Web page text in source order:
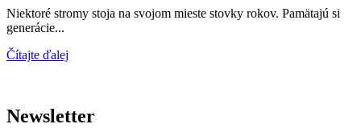
Niektoré stromy stoja na svojom mieste stovky rokov. Pamätajú si
generácie...
Čítajte ďalej
Newsletter